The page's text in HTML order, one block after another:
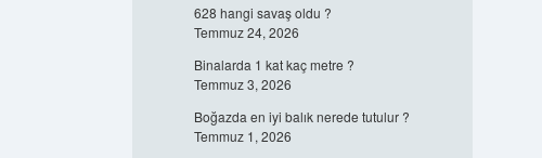
628 hangi savaş oldu ?
Temmuz 24, 2026
Binalarda 1 kat kaç metre ?
Temmuz 3, 2026
Boğazda en iyi balık nerede tutulur ?
Temmuz 1, 2026